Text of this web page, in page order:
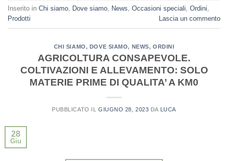
Inserito in Chi siamo Dove siamo News Occasioni speciali Ordini
Prodotti
Lascia un commento
CHI SIAMO, DOVE SIAMO, NEWS, ORDINI
AGRICOLTURA CONSAPEVOLE.
COLTIVAZIONI E ALLEVAMENTO: SOLO
MATERIE PRIME DI QUALITA’ A KM0
PUBBLICATO IL GIUGNO 28, 2023 DA LUCA
28
Giu